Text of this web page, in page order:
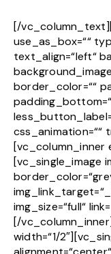
[/
use_as_box=““
text_align=“left“
border_color=““
css_animation=““
[vc_column_inner
[vc_single_image
img_size=“full“
[/
width=“1/